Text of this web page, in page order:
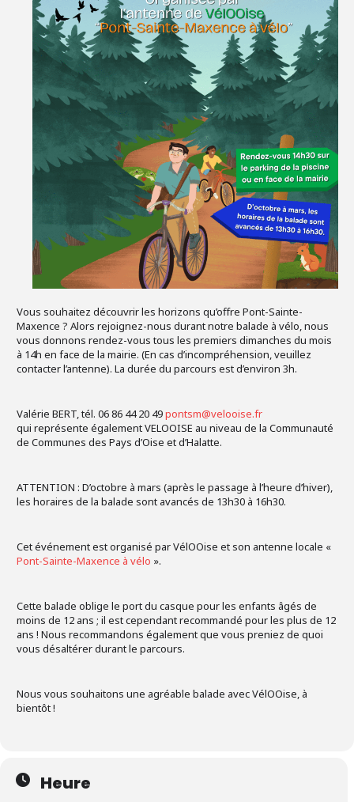
Vous souhaitez découvrir les horizons qu’offre Pont-Sainte-
Maxence ? Alors rejoignez-nous durant notre balade à vélo, nous
vous donnons rendez-vous tous les premiers dimanches du mois
à 14h en face de la mairie. (En cas d’incompréhension, veuillez
contacter l’antenne). La durée du parcours est d’environ 3h.
Valérie BERT, tél. 06 86 44 20 49pontsm@velooise.fr
qui représente également VELOOISE au niveau de la Communauté
de Communes des Pays d’Oise et d’Halatte.
ATTENTION : D’octobre à mars (après le passage à l’heure d’hiver),
les horaires de la balade sont avancés de 13h30 à 16h30.
Cet événement est organisé par VélOOise et son antenne locale «
Pont-Sainte-Maxence à vélo ».
Cette balade oblige le port du casque pour les enfants âgés de
moins de 12 ans ; il est cependant recommandé pour les plus de 12
ans ! Nous recommandons également que vous preniez de quoi
vous désaltérer durant le parcours.
Nous vous souhaitons une agréable balade avec VélOOise, à
bientôt !
Heure